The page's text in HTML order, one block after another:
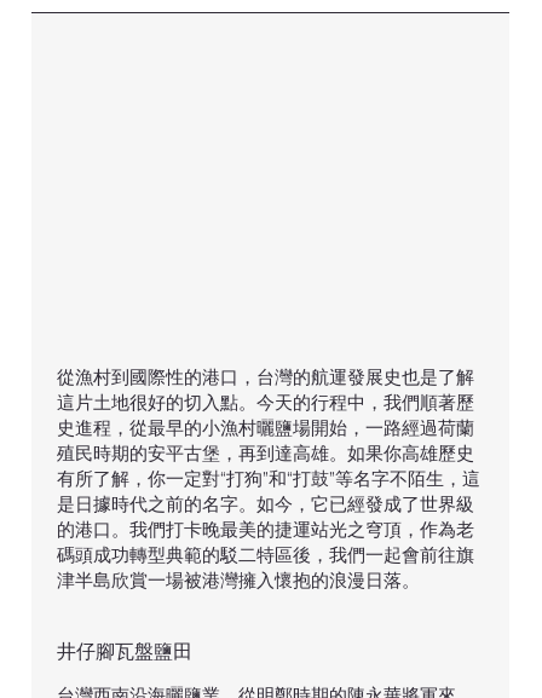
從漁村到國際性的港口，台灣的航運發展史也是了解
這片土地很好的切入點。今天的行程中，我們順著歷
史進程，從最早的小漁村曬鹽場開始，一路經過荷蘭
殖民時期的安平古堡，再到達高雄。如果你高雄歷史
有所了解，你一定對“打狗”和“打鼓”等名字不陌生，這
是日據時代之前的名字。如今，它已經發成了世界級
的港口。我們打卡晚最美的捷運站光之穹頂，作為老
碼頭成功轉型典範的駁二特區後，我們一起會前往旗
津半島欣賞一場被港灣擁入懷抱的浪漫日落。
井仔腳瓦盤鹽田